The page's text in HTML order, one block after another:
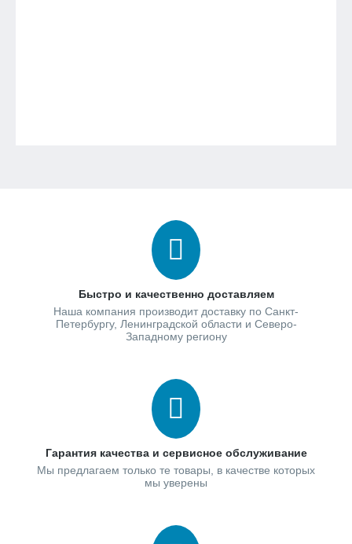
Быстро и качественно доставляем
Наша компания производит доставку по Санкт-
Петербургу, Ленинградской области и Северо-
Западному региону
Гарантия качества и сервисное обслуживание
Мы предлагаем только те товары, в качестве которых
мы уверены